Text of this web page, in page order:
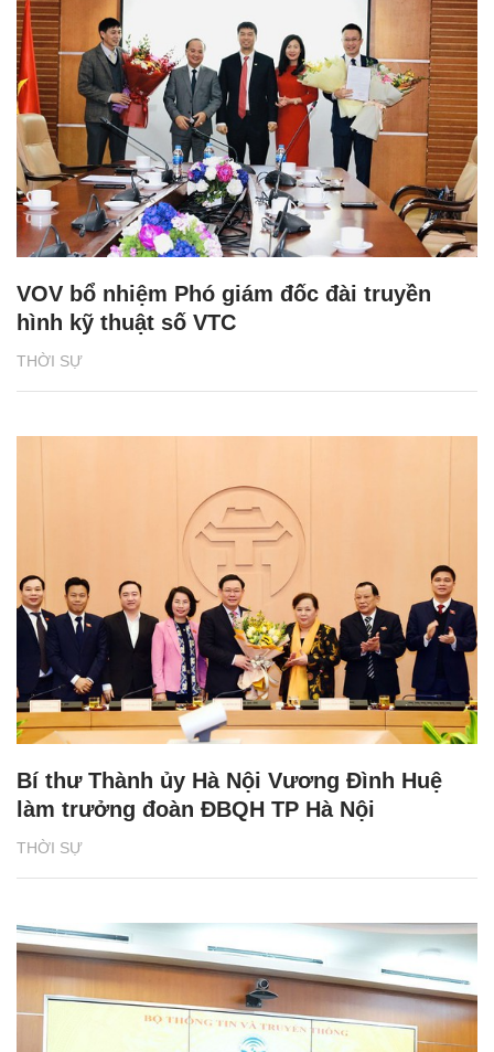
THỜI SỰ
VOV bổ nhiệm Phó giám đốc đài truyền
hình kỹ thuật số VTC
THỜI SỰ
Bí thư Thành ủy Hà Nội Vương Đình Huệ
làm trưởng đoàn ĐBQH TP Hà Nội